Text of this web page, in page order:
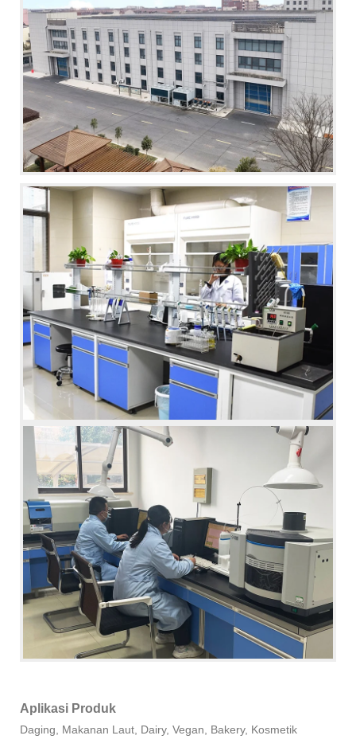
Aplikasi Produk
Daging, Makanan Laut, Dairy, Vegan, Bakery, Kosmetik